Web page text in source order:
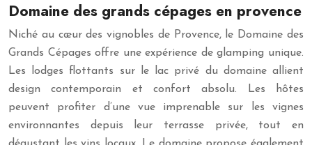
Domaine des grands cépages en provence
Niché au cœur des vignobles de Provence, le Domaine des
Grands Cépages offre une expérience de glamping unique.
Les lodges flottants sur le lac privé du domaine allient
design contemporain et confort absolu. Les hôtes
peuvent profiter d’une vue imprenable sur les vignes
environnantes depuis leur terrasse privée, tout en